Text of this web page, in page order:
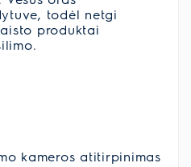
todėl netgi
produktai
kameros atitirpinimas